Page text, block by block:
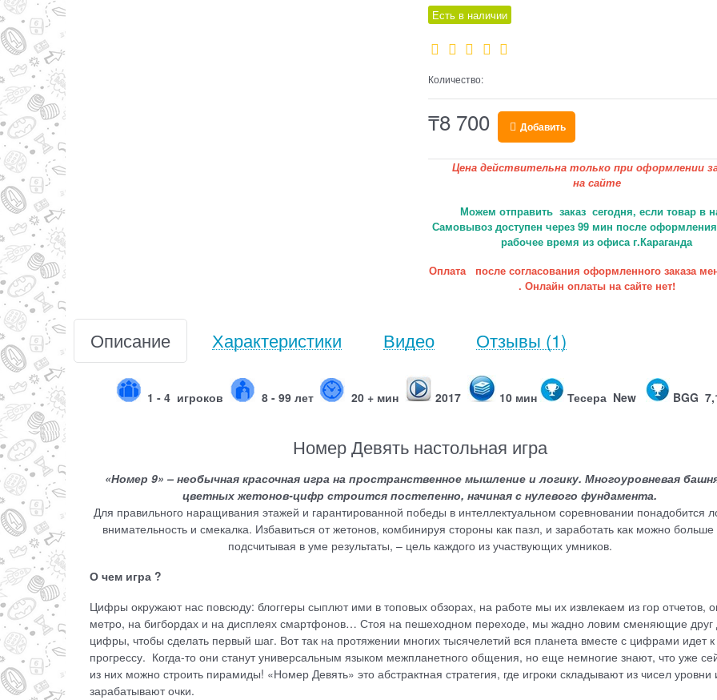
Есть в наличии
Количество:
₸8 700 Добавить
Цена действительна только при оформлении
на сайте
Можем отправить заказ сегодня, если товар в
Самовывоз доступен через 99 мин после оформления
рабочее время из офиса г.Караганда
Оплата после согласования оформленного заказа
. Онлайн оплаты на сайте нет!
Описание Характеристики Видео Отзывы (1)
1 - 4 игроков 8 - 99 лет 20 + мин 2017 10 мин Тесера New BGG
Номер Девять настольная игра
«Номер 9» – необычная красочная игра на пространственное мышление и логику. Многоуровневая
цветных жетонов-цифр строится постепенно, начиная с нулевого фундамента.
Для правильного наращивания этажей и гарантированной победы в интеллектуальном соревновании понадобится
внимательность и смекалка. Избавиться от жетонов, комбинируя стороны как пазл, и заработать как можно
подсчитывая в уме результаты, – цель каждого из участвующих умников.
О чем игра ?
Цифры окружают нас повсюду: блоггеры сыплют ими в топовых обзорах, на работе мы их извлекаем из гор отчетов,
метро, на бигбордах и на дисплеях смартфонов… Стоя на пешеходном переходе, мы жадно ловим сменяющие друг
цифры, чтобы сделать первый шаг. Вот так на протяжении многих тысячелетий вся планета вместе с цифрами идет к
прогрессу. Когда-то они станут универсальным языком межпланетного общения, но еще немногие знают, что уже
из них можно строить пирамиды! «Номер Девять» это абстрактная стратегия, где игроки складывают из чисел уровни
зарабатывают очки.